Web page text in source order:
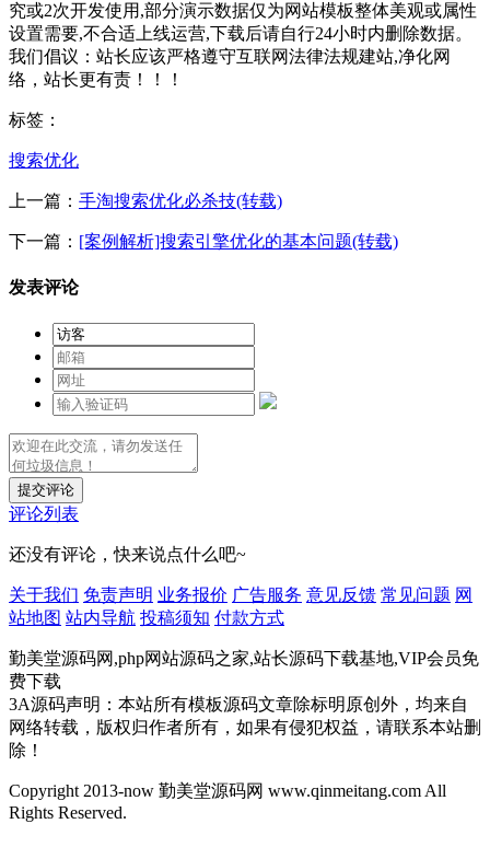
究或2次开发使用,部分演示数据仅为网站模板整体美观或属性
设置需要,不合适上线运营,下载后请自行24小时内删除数据。
我们倡议：站长应该严格遵守互联网法律法规建站,净化网
络，站长更有责！！！
标签：
搜索优化
上一篇： 手淘搜索优化必杀技(转载)
下一篇： [案例解析]搜索引擎优化的基本问题(转载)
发表评论
提交评论
评论列表
还没有评论，快来说点什么吧~
关于我们 免责声明 业务报价 广告服务 意见反馈 常见问题 网
站地图 站内导航 投稿须知 付款方式
勤美堂源码网,php网站源码之家,站长源码下载基地,VIP会员免
费下载
3A源码声明：本站所有模板源码文章除标明原创外，均来自
网络转载，版权归作者所有，如果有侵犯权益，请联系本站删
除！
Copyright 2013-now 勤美堂源码网 www.qinmeitang.com All
Rights Reserved.